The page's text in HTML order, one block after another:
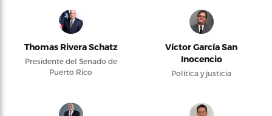
Thomas Rivera Schatz
Presidente del Senado de
Puerto Rico
Víctor García San
Inocencio
Política y justicia